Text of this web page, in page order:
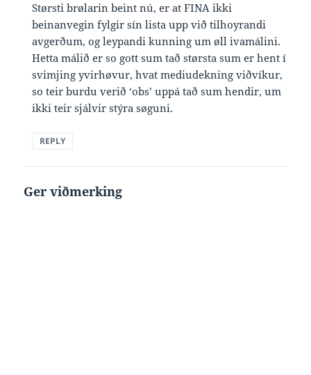
Størsti brølarin beint nú, er at FINA ikki
beinanvegin fylgir sín lista upp við tilhoyrandi
avgerðum, og leypandi kunning um øll ivamálini.
Hetta málið er so gott sum tað størsta sum er hent í
svimjing yvirhøvur, hvat mediudekning viðvíkur,
so teir burdu verið ‘obs’ uppá tað sum hendir, um
ikki teir sjálvir stýra søguni.
REPLY
Ger viðmerking